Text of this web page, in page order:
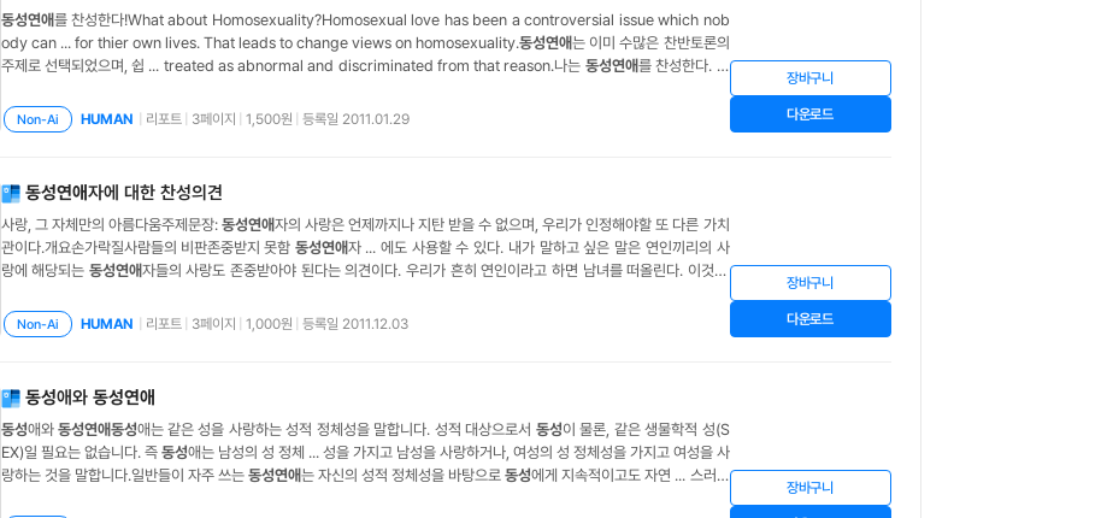
동성연애를 찬성한다!What about Homosexuality?Homosexual love has been a controversial issue which nob
ody can ... for thier own lives. That leads to change views on homosexuality.동성연애는 이미 수많은 찬반토론의
주제로 선택되었으며, 쉽 ... treated as abnormal and discriminated from that reason.나는 동성연애를 찬성한다. 동
Non-Ai HUMAN 리포트 3페이지 1,500원 등록일 2011.01.29
장바구니
다운로드
동성연애자에 대한 찬성의견
사랑, 그 자체만의 아름다움주제문장: 동성연애자의 사랑은 언제까지나 지탄 받을 수 없으며, 우리가 인정해야할 또 다른 가치
관이다.개요손가락질사람들의 비판존중받지 못함 동성연애자 ... 에도 사용할 수 있다. 내가 말하고 싶은 말은 연인끼리의 사
랑에 해당되는 동성연애자들의 사랑도 존중받아야 된다는 의견이다. 우리가 흔히 연인이라고 하면 남녀를 떠올린다. 이것 ...
성애자와동성연애자 이렇게 두 분류로 나눌 수 있다. 하지
Non-Ai HUMAN 리포트 3페이지 1,000원 등록일 2011.12.03
장바구니
다운로드
동성애와 동성연애
동성애와 동성연애동성애는 같은 성을 사랑하는 성적 정체성을 말합니다. 성적 대상으로서 동성이 물론, 같은 생물학적 성(S
EX)일 필요는 없습니다. 즉 동성애는 남성의 성 정체 ... 성을 가지고 남성을 사랑하거나, 여성의 성 정체성을 가지고 여성을 사
랑하는 것을 말합니다.일반들이 자주 쓰는 동성연애는 자신의 성적 정체성을 바탕으로 동성에게 지속적이고도 자연 ... 스러운
장바구니